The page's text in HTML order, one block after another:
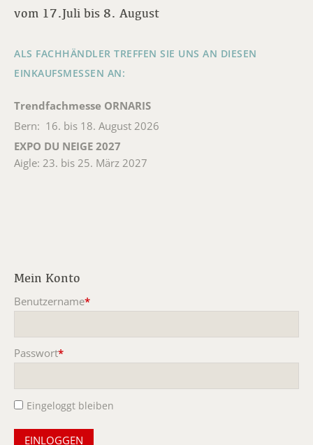
vom 17.Juli bis 8. August
ALS FACHHÄNDLER TREFFEN SIE UNS AN DIESEN
EINKAUFSMESSEN AN:
Trendfachmesse ORNARIS
Bern: 16. bis 18. August 2026
EXPO DU NEIGE 2027
Aigle: 23. bis 25. März 2027
Mein Konto
Benutzername*
Passwort*
Eingeloggt bleiben